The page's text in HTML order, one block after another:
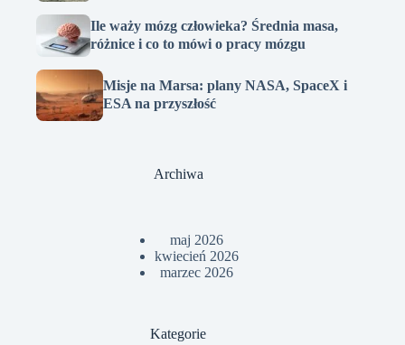
Ile waży mózg człowieka? Średnia masa,
różnice i co to mówi o pracy mózgu
Misje na Marsa: plany NASA, SpaceX i
ESA na przyszłość
Archiwa
maj 2026
kwiecień 2026
marzec 2026
Kategorie